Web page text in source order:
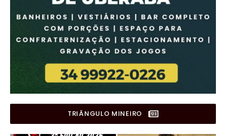
TRIÂNGULO MINEIRO